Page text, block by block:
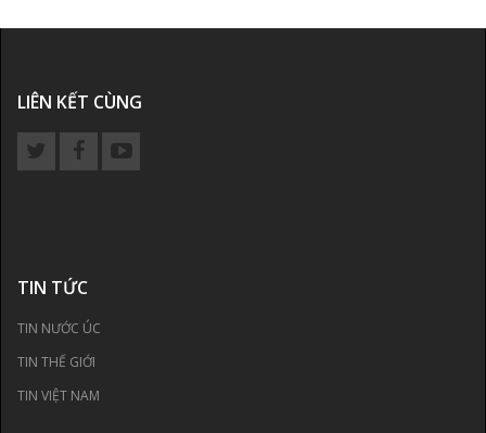
LIÊN KẾT CÙNG
TIN TỨC
TIN NƯỚC ÚC
TIN THẾ GIỚI
TIN VIỆT NAM